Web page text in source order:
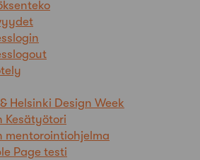
& Helsinki Design Week
Kesätyötori
mentorointiohjelma
Page testi